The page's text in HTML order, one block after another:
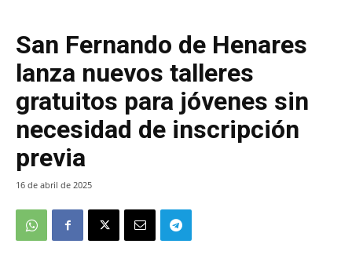
San Fernando de Henares
lanza nuevos talleres
gratuitos para jóvenes sin
necesidad de inscripción
previa
16 de abril de 2025